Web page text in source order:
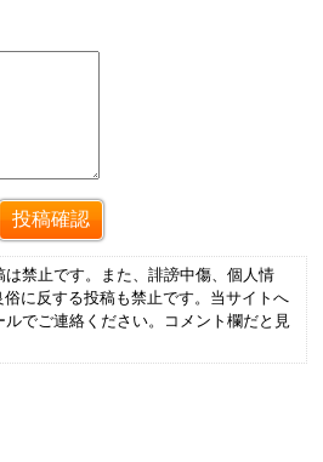
は禁止です。また、誹謗中傷、個人情
に反する投稿も禁止です。当サイトへ
でご連絡ください。コメント欄だと見